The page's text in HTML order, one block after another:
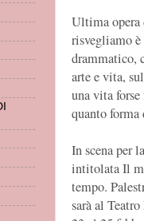
Ultima opera
risvegliamo
drammatico,
arte e vita,
una vita
quanto forma
In scena per
intitolata Il
tempo.
sarà al